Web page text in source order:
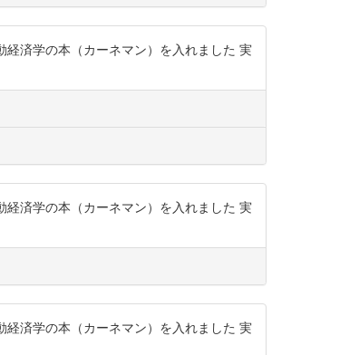
経済学の本（カーネマン）を入れました 実
経済学の本（カーネマン）を入れました 実
経済学の本（カーネマン）を入れました 実